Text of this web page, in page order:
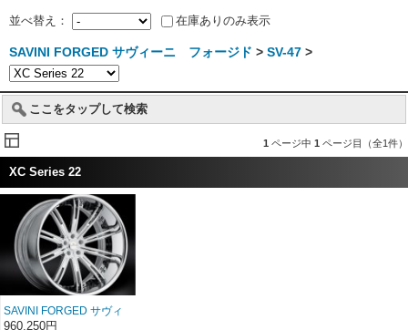
並べ替え： 在庫ありのみ表示
SAVINI FORGED サヴィーニ フォージド > SV-47 >
ここをタップして検索
1 ページ中 1 ページ目（全1件）
XC Series 22
SAVINI FORGED サヴィ
ーニ フォージド XC
960,250円